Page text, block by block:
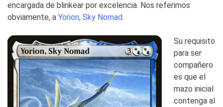
encargada de blinkear por excelencia. Nos referimos
obviamente, a Yorion, Sky Nomad.
Su requisito
para ser
compañero
es que el
mazo inicial
contenga al